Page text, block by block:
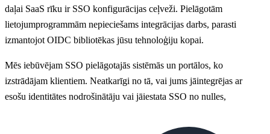
daļai SaaS rīku ir SSO konfigurācijas ceļveži. Pielāgotām
lietojumprogrammām nepieciešams integrācijas darbs, parasti
izmantojot OIDC bibliotēkas jūsu tehnoloģiju kopai.
Mēs iebūvējam SSO pielāgotajās sistēmās un portālos, ko
izstrādājam klientiem. Neatkarīgi no tā, vai jums jāintegrējas ar
esošu identitātes nodrošinātāju vai jāiestata SSO no nulles,